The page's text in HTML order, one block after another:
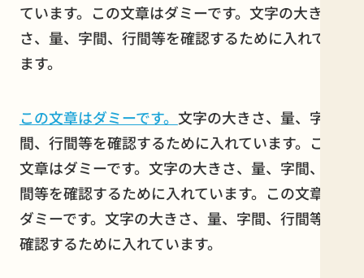
ています。この文章はダミーです。文字の大き
さ、量、字間、行間等を確認するために入れてい
ます。
この文章はダミーです。 文字の大きさ、量、字
間、行間等を確認するために入れています。この
文章はダミーです。文字の大きさ、量、字間、行
間等を確認するために入れています。この文章は
ダミーです。文字の大きさ、量、字間、行間等を
確認するために入れています。